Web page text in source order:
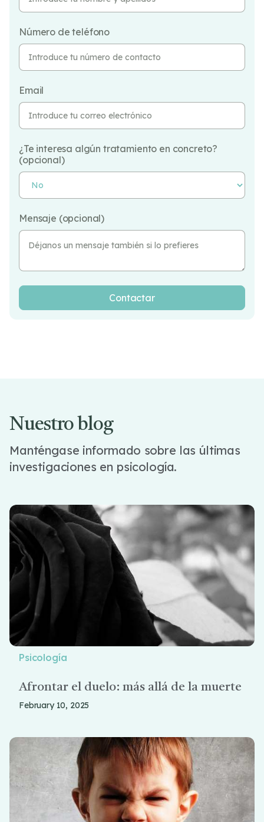
Número de teléfono
Email
¿Te interesa algún tratamiento en concreto?
(opcional)
Mensaje (opcional)
Nuestro blog
Manténgase informado sobre las últimas
investigaciones en psicología.
Psicología
Afrontar el duelo: más allá de la muerte
February 10, 2025